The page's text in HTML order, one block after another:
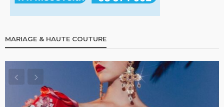
MARIAGE & HAUTE COUTURE